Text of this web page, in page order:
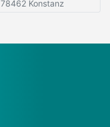
78462 Konstanz